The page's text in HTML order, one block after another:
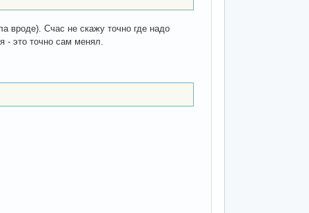
вроде). Счас не скажу точно где надо
- это точно сам менял.